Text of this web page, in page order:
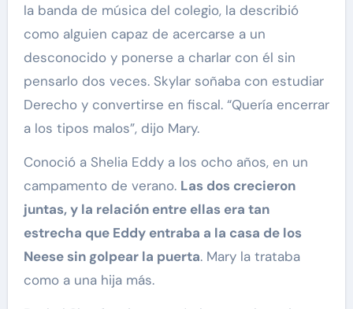
la banda de música del colegio, la describió
como alguien capaz de acercarse a un
desconocido y ponerse a charlar con él sin
pensarlo dos veces. Skylar soñaba con estudiar
Derecho y convertirse en fiscal. “Quería encerrar
a los tipos malos”, dijo Mary.
Conoció a Shelia Eddy a los ocho años, en un
campamento de verano. Las dos crecieron
juntas, y la relación entre ellas era tan
estrecha que Eddy entraba a la casa de los
Neese sin golpear la puerta. Mary la trataba
como a una hija más.